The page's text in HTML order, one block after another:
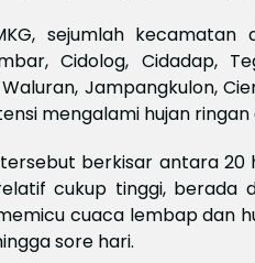
sejumlah kecamatan
Cidolog, Cidadap,
Jampangkulon,
mengalami hujan
berkisar antara 20
cukup tinggi, berada
cuaca lembap dan
sore hari.